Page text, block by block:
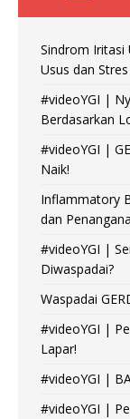
Sindrom Iritasi
Usus dan Stres
#videoYGI |
Berdasarkan
#videoYGI |
Naik!
Inflammatory
dan
#videoYGI |
Diwaspadai?
Waspadai
#videoYGI |
Lapar!
#videoYGI |
#videoYGI |